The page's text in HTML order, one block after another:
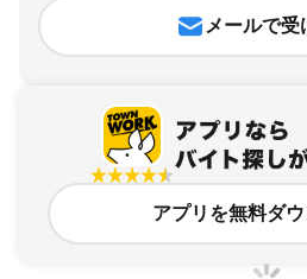
メールで受
アプリを無料ダ